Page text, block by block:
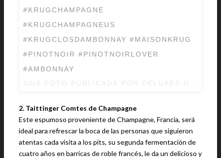
#KRUGCHAMPAGNE
#KRUGCHAMPAGNEUS
#KRUGCLOSDAMBONNAY #MAISONKRUG
#PINOTNOIR #PINOTNOIRLOVER
#AMBONNAY
2. Taittinger Comtes de Champagne
Este espumoso proveniente de Champagne, Francia, será
ideal para refrescar la boca de las personas que siguieron
atentas cada visita a los pits, su segunda fermentación de
cuatro años en barricas de roble francés, le da un delicioso y